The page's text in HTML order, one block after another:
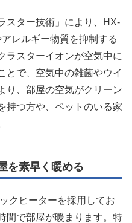
スター技術」により、HX-
レルギー物質を抑制する
ラスターイオンが空気中に
とで、空気中の雑菌やウイ
り、部屋の空気がクリーン
持つ方や、ペットのいる家
を素早く暖める
クヒーターを採用してお
間で部屋が暖まります。特